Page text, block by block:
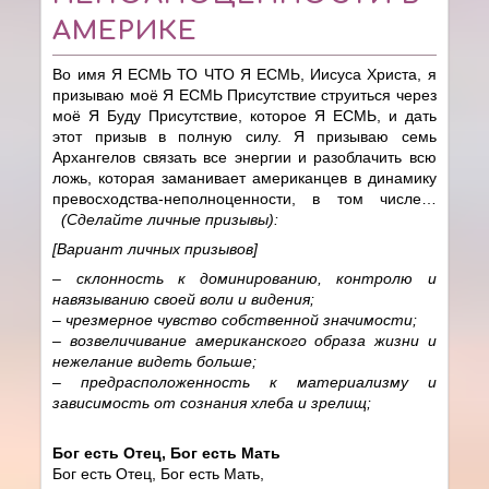
АМЕРИКЕ
Во имя Я ЕСМЬ ТО ЧТО Я ЕСМЬ, Иисуса Христа, я
призываю моё Я ЕСМЬ Присутствие струиться через
моё Я Буду Присутствие, которое Я ЕСМЬ, и дать
этот призыв в полную силу. Я призываю семь
Архангелов связать все энергии и разоблачить всю
ложь, которая заманивает американцев в динамику
превосходства-неполноценности, в том числе…
(Сделайте личные призывы):
[Вариант личных призывов]
– склонность к доминированию, контролю и
навязыванию своей воли и видения;
– чрезмерное чувство собственной значимости;
– возвеличивание американского образа жизни и
нежелание видеть больше;
– предрасположенность к материализму и
зависимость от сознания хлеба и зрелищ;
Бог есть Отец, Бог есть Мать
Бог есть Отец, Бог есть Мать,